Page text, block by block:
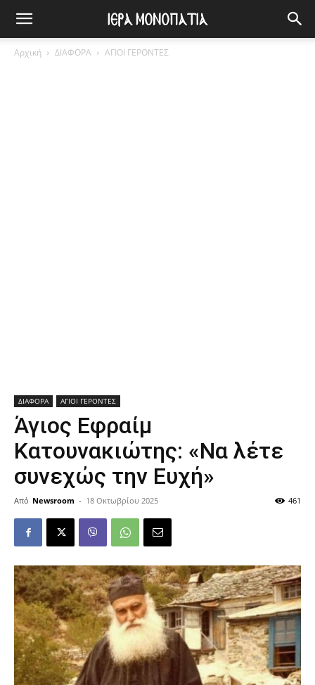
Αρχική ΔΙΑΦΟΡΑ ΑΓΙΟΙ ΓΕΡΟΝΤΕΣ
ΔΙΑΦΟΡΑ ΑΓΙΟΙ ΓΕΡΟΝΤΕΣ
Άγιος Εφραίμ
Κατουνακιώτης: «Να λέτε
συνεχὠς την Ευχή»
Από Newsroom - 18 Οκτωβρίου 2025 461